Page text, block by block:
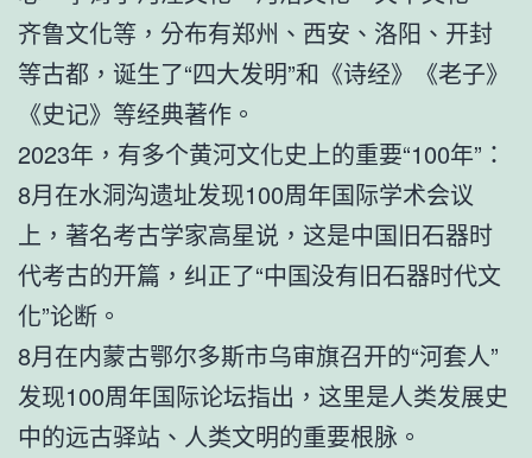
齐鲁文化等，分布有郑州、西安、洛阳、开封
等古都，诞生了“四大发明”和《诗经》《老子》
《史记》等经典著作。
2023年，有多个黄河文化史上的重要“100年”：
8月在水洞沟遗址发现100周年国际学术会议
上，著名考古学家高星说，这是中国旧石器时
代考古的开篇，纠正了“中国没有旧石器时代文
化”论断。
8月在内蒙古鄂尔多斯市乌审旗召开的“河套人”
发现100周年国际论坛指出，这里是人类发展史
中的远古驿站、人类文明的重要根脉。